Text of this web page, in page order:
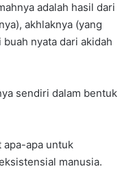
adalah hasil dari
akhlaknya (yang
nyata dari akidah
sendiri dalam bentuk
apa-apa untuk
manusia.